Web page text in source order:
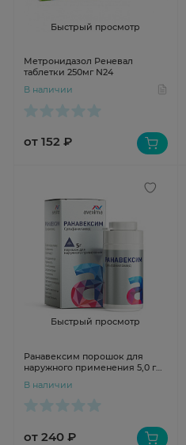
Быстрый просмотр
Метронидазол Реневал
таблетки 250мг N24
В наличии
от 152 ₽
Быстрый просмотр
Ранавексим порошок для
наружного применения 5,0 г
В наличии
от 240 ₽